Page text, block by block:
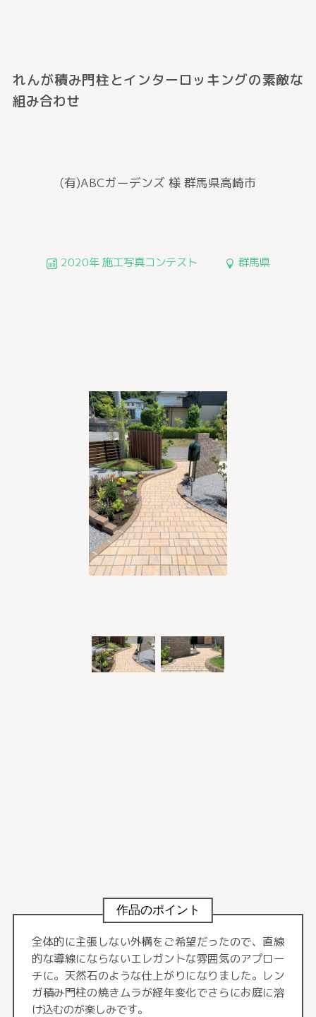
れんが積み門柱とインターロッキングの素敵な
組み合わせ
(有)ABCガーデンズ 様 群馬県高崎市
2020年 施工写真コンテスト 群馬県
作品のポイント
全体的に主張しない外構をご希望だったので、直線
的な導線にならないエレガントな雰囲気のアプロー
チに。天然石のような仕上がりになりました。レン
ガ積み門柱の焼きムラが経年変化でさらにお庭に溶
け込むのが楽しみです。